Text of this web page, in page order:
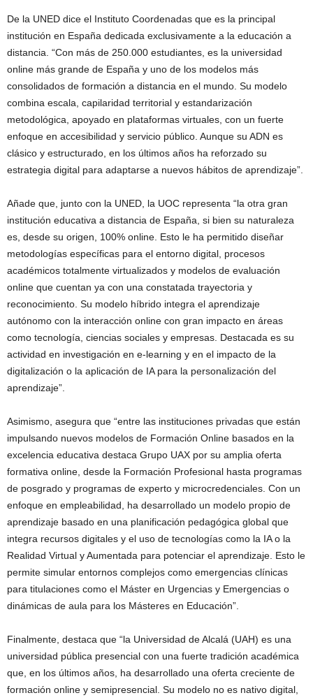
De la UNED dice el Instituto Coordenadas que es la principal
institución en España dedicada exclusivamente a la educación a
distancia. “Con más de 250.000 estudiantes, es la universidad
online más grande de España y uno de los modelos más
consolidados de formación a distancia en el mundo. Su modelo
combina escala, capilaridad territorial y estandarización
metodológica, apoyado en plataformas virtuales, con un fuerte
enfoque en accesibilidad y servicio público. Aunque su ADN es
clásico y estructurado, en los últimos años ha reforzado su
estrategia digital para adaptarse a nuevos hábitos de aprendizaje”.
Añade que, junto con la UNED, la UOC representa “la otra gran
institución educativa a distancia de España, si bien su naturaleza
es, desde su origen, 100% online. Esto le ha permitido diseñar
metodologías específicas para el entorno digital, procesos
académicos totalmente virtualizados y modelos de evaluación
online que cuentan ya con una constatada trayectoria y
reconocimiento. Su modelo híbrido integra el aprendizaje
autónomo con la interacción online con gran impacto en áreas
como tecnología, ciencias sociales y empresas. Destacada es su
actividad en investigación en e-learning y en el impacto de la
digitalización o la aplicación de IA para la personalización del
aprendizaje”.
Asimismo, asegura que “entre las instituciones privadas que están
impulsando nuevos modelos de Formación Online basados en la
excelencia educativa destaca Grupo UAX por su amplia oferta
formativa online, desde la Formación Profesional hasta programas
de posgrado y programas de experto y microcredenciales. Con un
enfoque en empleabilidad, ha desarrollado un modelo propio de
aprendizaje basado en una planificación pedagógica global que
integra recursos digitales y el uso de tecnologías como la IA o la
Realidad Virtual y Aumentada para potenciar el aprendizaje. Esto le
permite simular entornos complejos como emergencias clínicas
para titulaciones como el Máster en Urgencias y Emergencias o
dinámicas de aula para los Másteres en Educación”.
Finalmente, destaca que “la Universidad de Alcalá (UAH) es una
universidad pública presencial con una fuerte tradición académica
que, en los últimos años, ha desarrollado una oferta creciente de
formación online y semipresencial. Su modelo no es nativo digital,